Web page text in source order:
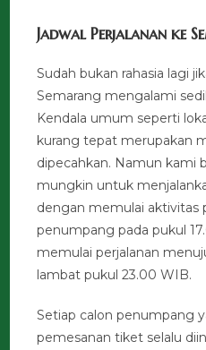
Jadwal Perjalanan ke
Sudah bukan rahasia lagi
Semarang mengalami
Kendala umum seperti
kurang tepat merupakan
dipecahkan. Namun kami
mungkin untuk
dengan memulai aktivitas
penumpang pada pukul
memulai perjalanan
lambat pukul 23.00 WIB.
Setiap calon penumpang
pemesanan tiket selalu